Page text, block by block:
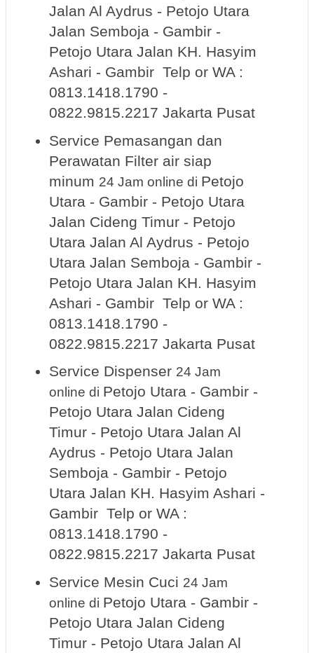
Jalan Al Aydrus - Petojo Utara
Jalan Semboja - Gambir -
Petojo Utara Jalan KH. Hasyim
Ashari - Gambir Telp or WA :
0813.1418.1790 -
0822.9815.2217 Jakarta Pusat
Service Pemasangan dan
Perawatan Filter air siap
minum 24 Jam online di Petojo
Utara - Gambir - Petojo Utara
Jalan Cideng Timur - Petojo
Utara Jalan Al Aydrus - Petojo
Utara Jalan Semboja - Gambir -
Petojo Utara Jalan KH. Hasyim
Ashari - Gambir Telp or WA :
0813.1418.1790 -
0822.9815.2217 Jakarta Pusat
Service Dispenser 24 Jam
online di Petojo Utara - Gambir -
Petojo Utara Jalan Cideng
Timur - Petojo Utara Jalan Al
Aydrus - Petojo Utara Jalan
Semboja - Gambir - Petojo
Utara Jalan KH. Hasyim Ashari -
Gambir Telp or WA :
0813.1418.1790 -
0822.9815.2217 Jakarta Pusat
Service Mesin Cuci 24 Jam
online di Petojo Utara - Gambir -
Petojo Utara Jalan Cideng
Timur - Petojo Utara Jalan Al